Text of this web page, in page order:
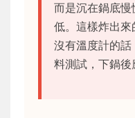
而是沉在鍋底
低。這樣炸出來
沒有溫度計的
料測試，下鍋後